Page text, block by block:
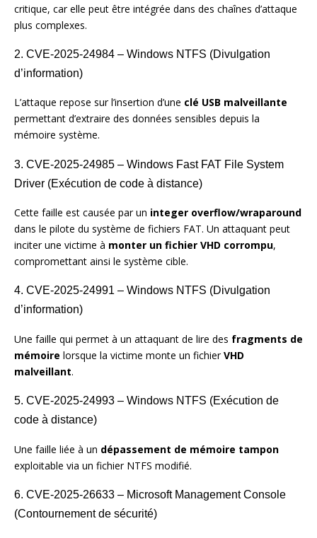
critique, car elle peut être intégrée dans des chaînes d’attaque
plus complexes.
2. CVE-2025-24984 – Windows NTFS (Divulgation
d’information)
L’attaque repose sur l’insertion d’une clé USB malveillante
permettant d’extraire des données sensibles depuis la
mémoire système.
3. CVE-2025-24985 – Windows Fast FAT File System
Driver (Exécution de code à distance)
Cette faille est causée par un integer overflow/wraparound
dans le pilote du système de fichiers FAT. Un attaquant peut
inciter une victime à monter un fichier VHD corrompu,
compromettant ainsi le système cible.
4. CVE-2025-24991 – Windows NTFS (Divulgation
d’information)
Une faille qui permet à un attaquant de lire des fragments de
mémoire lorsque la victime monte un fichierVHD
malveillant.
5. CVE-2025-24993 – Windows NTFS (Exécution de
code à distance)
Une faille liée à un dépassement de mémoire tampon
exploitable via un fichier NTFS modifié.
6. CVE-2025-26633 – Microsoft Management Console
(Contournement de sécurité)